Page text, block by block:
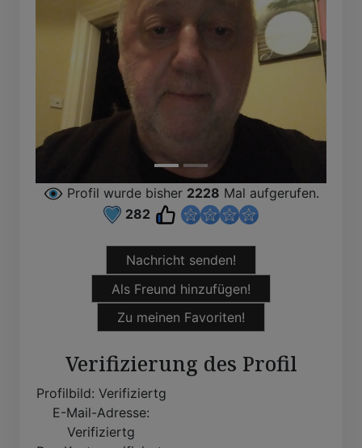
Profil wurde bisher 2228 Mal aufgerufen.
282
Nachricht senden!
Als Freund hinzufügen!
Zu meinen Favoriten!
Verifizierung des Profil
Profilbild: Verifiziertg
E-Mail-Adresse:
Verifiziertg